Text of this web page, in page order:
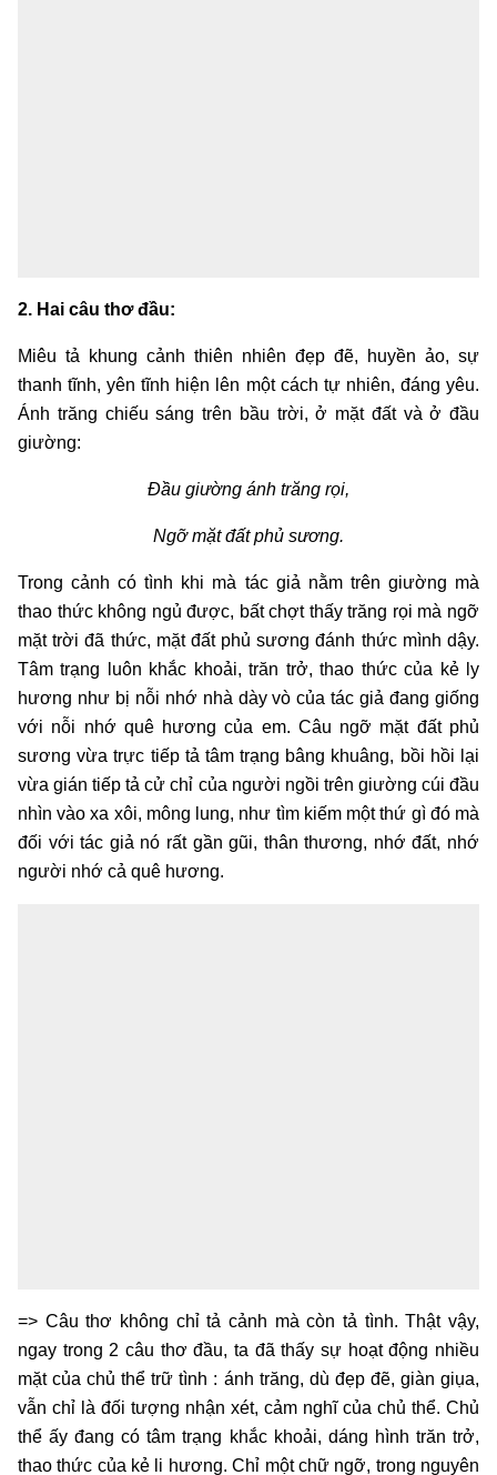
2. Hai câu thơ đầu:
Miêu tả khung cảnh thiên nhiên đẹp đẽ, huyền ảo, sự
thanh tĩnh, yên tĩnh hiện lên một cách tự nhiên, đáng yêu.
Ánh trăng chiếu sáng trên bầu trời, ở mặt đất và ở đầu
giường:
Đầu giường ánh trăng rọi,
Ngỡ mặt đất phủ sương.
Trong cảnh có tình khi mà tác giả nằm trên giường mà
thao thức không ngủ được, bất chợt thấy trăng rọi mà ngỡ
mặt trời đã thức, mặt đất phủ sương đánh thức mình dậy.
Tâm trạng luôn khắc khoải, trăn trở, thao thức của kẻ ly
hương như bị nỗi nhớ nhà dày vò của tác giả đang giống
với nỗi nhớ quê hương của em. Câu ngỡ mặt đất phủ
sương vừa trực tiếp tả tâm trạng bâng khuâng, bồi hồi lại
vừa gián tiếp tả cử chỉ của người ngồi trên giường cúi đầu
nhìn vào xa xôi, mông lung, như tìm kiếm một thứ gì đó mà
đối với tác giả nó rất gần gũi, thân thương, nhớ đất, nhớ
người nhớ cả quê hương.
=> Câu thơ không chỉ tả cảnh mà còn tả tình. Thật vậy,
ngay trong 2 câu thơ đầu, ta đã thấy sự hoạt động nhiều
mặt của chủ thể trữ tình : ánh trăng, dù đẹp đẽ, giàn giụa,
vẫn chỉ là đối tượng nhận xét, cảm nghĩ của chủ thể. Chủ
thể ấy đang có tâm trạng khắc khoải, dáng hình trăn trở,
thao thức của kẻ li hương. Chỉ một chữ ngỡ, trong nguyên